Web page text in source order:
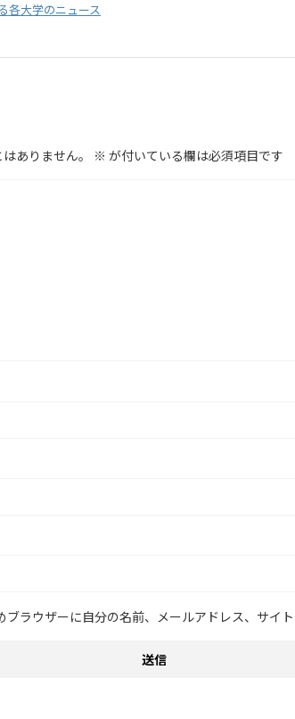
各大学のニュース
ありません。 ※ が付いている欄は必須項目です
ラウザーに自分の名前、メールアドレス、サイト